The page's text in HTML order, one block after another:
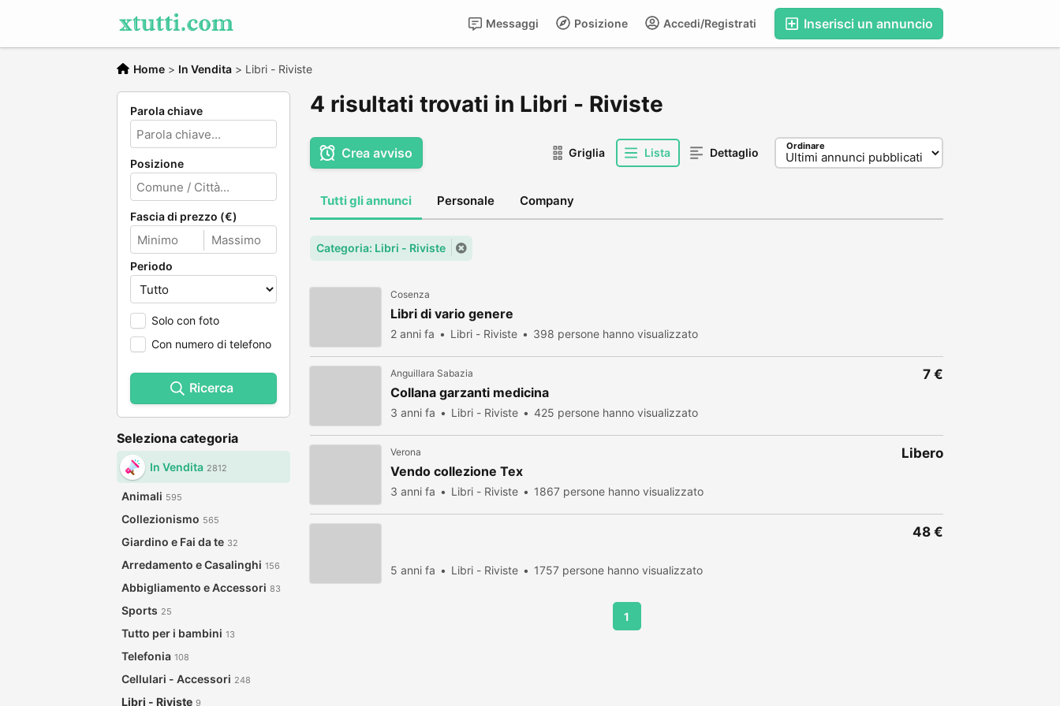
Inserisci un annuncio
Accedi/Registrati
Posizione
Messaggi
Home > In Vendita > Libri - Riviste
Parola chiave
Posizione
Fascia di prezzo (€)
Periodo
Solo con foto
Con numero di telefono
Ricerca
Seleziona categoria
In Vendita 2812
Animali 595
Collezionismo 565
Giardino e Fai da te 32
Arredamento e Casalinghi 156
Abbigliamento e Accessori 83
Sports 25
Tutto per i bambini 13
Telefonia 108
Cellulari - Accessori 248
Libri - Riviste 9
4 risultati trovati in Libri - Riviste
Crea avviso Griglia Lista Dettaglio Ordinare
Tutti gli annunci Personale Company
Categoria: Libri - Riviste
Cosenza
Libri di vario genere
2 anni fa Libri - Riviste 398 persone hanno visualizzato
Anguillara Sabazia
Collana garzanti medicina
3 anni fa Libri - Riviste 425 persone hanno visualizzato
7 €
Verona
Vendo collezione Tex
3 anni fa Libri - Riviste 1867 persone hanno visualizzato
Libero
5 anni fa Libri - Riviste 1757 persone hanno visualizzato
48 €
1